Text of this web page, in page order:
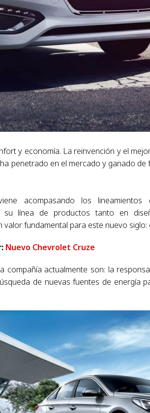
y economía. La reinvención y el
penetrado en el mercado y ganado
acompasando los
su línea de productos tanto en
fundamental para este nuevo siglo:
Nuevo Chevrolet Cruze
compañía actualmente son: la
de nuevas fuentes de energía